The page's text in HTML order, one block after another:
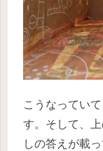
こうなってい
す。そして、
しの答えが載